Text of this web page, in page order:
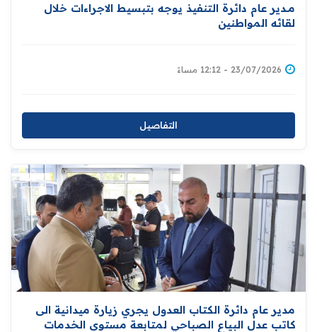
مــدير عام دائرة التنفيذ يوجه بتبسيط الاجراءات خلال
لقائه المواطنين
23/07/2026 - 12:12 مساءً
التفاصيل
مدير عام دائرة الكتاب العدول يجري زيارة ميدانية الى
كاتب عدل البياع الصباحي لمتابعة مستوى الخدمات